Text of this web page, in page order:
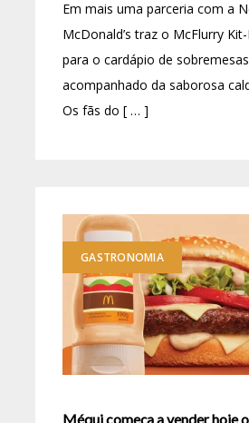
Em mais uma parceria com a
McDonald’s traz o McFlurry
para o cardápio de
acompanhado da saborosa
Os fãs do [ … ]
GASTRONOMIA
Méqui começa a vender hoje